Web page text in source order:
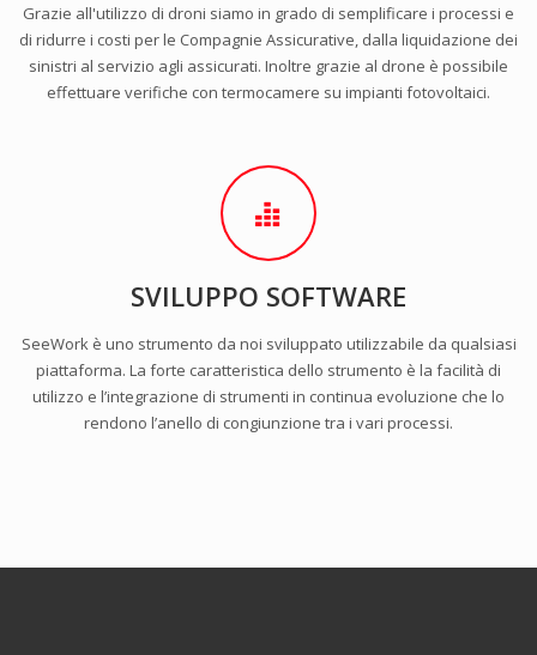
Grazie all'utilizzo di droni siamo in grado di semplificare i processi e
di ridurre i costi per le Compagnie Assicurative, dalla liquidazione dei
sinistri al servizio agli assicurati. Inoltre grazie al drone è possibile
effettuare verifiche con termocamere su impianti fotovoltaici.
SVILUPPO SOFTWARE
SeeWork è uno strumento da noi sviluppato utilizzabile da qualsiasi
piattaforma. La forte caratteristica dello strumento è la facilità di
utilizzo e l’integrazione di strumenti in continua evoluzione che lo
rendono l’anello di congiunzione tra i vari processi.